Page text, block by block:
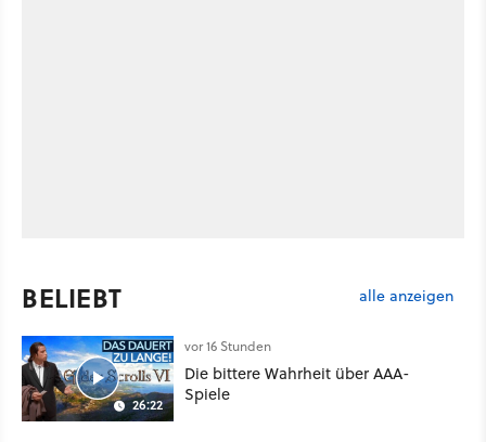
BELIEBT alle anzeigen
26:22
vor 16 Stunden
Die bittere Wahrheit über AAA-
Spiele